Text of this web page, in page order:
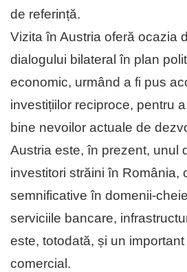
de referință.
Vizita în Austria oferă ocazia
dialogului bilateral în plan
economic, urmând a fi pus
investițiilor reciproce, pentru
bine nevoilor actuale de
Austria este, în prezent, unul
investitori străini în România,
semnificative în domenii-
serviciile bancare,
este, totodată, și un
comercial.